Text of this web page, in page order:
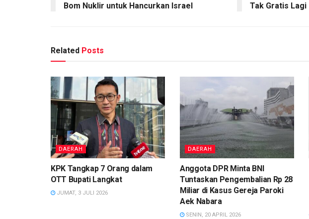
Bom Nuklir untuk Hancurkan Israel
Tak Gratis Lagi
Related Posts
DAERAH
KPK Tangkap 7 Orang dalam
OTT Bupati Langkat
JUMAT, 3 JULI 2026
DAERAH
Anggota DPR Minta BNI
Tuntaskan Pengembalian Rp 28
Miliar di Kasus Gereja Paroki
Aek Nabara
SENIN, 20 APRIL 2026